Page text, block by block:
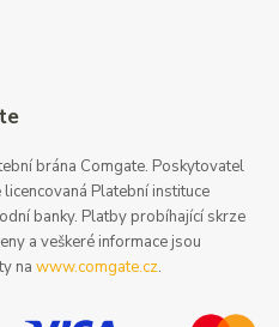
brána Comgate. Poskytovatel
Platební instituce
banky. Platby probíhající skrze
a veškeré informace jsou
nawww.comgate.cz.